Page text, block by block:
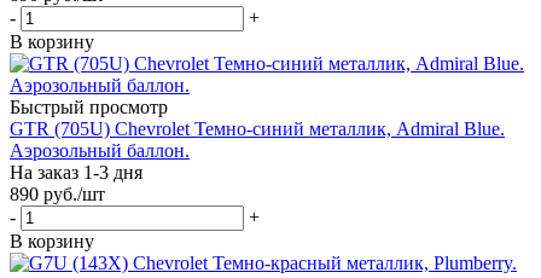
-
+
В корзину
Быстрый просмотр
GTR (705U) Chevrolet Темно-синий металлик, Admiral Blue.
Аэрозольный баллон.
На заказ 1-3 дня
890 руб./шт
-
+
В корзину